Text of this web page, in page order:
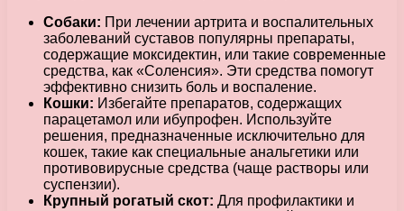
Собаки: При лечении артрита и воспалительных
заболеваний суставов популярны препараты,
содержащие моксидектин, или такие современные
средства, как «Соленсия». Эти средства помогут
эффективно снизить боль и воспаление.
Кошки: Избегайте препаратов, содержащих
парацетамол или ибупрофен. Используйте
решения, предназначенные исключительно для
кошек, такие как специальные анальгетики или
противовирусные средства (чаще растворы или
суспензии).
Крупный рогатый скот: Для профилактики и